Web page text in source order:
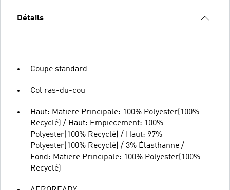
Détails
Coupe standard
Col ras-du-cou
Haut: Matiere Principale: 100% Polyester(100%
Recyclé) / Haut: Empiecement: 100%
Polyester(100% Recyclé) / Haut: 97%
Polyester(100% Recyclé) / 3% Élasthanne /
Fond: Matiere Principale: 100% Polyester(100%
Recyclé)